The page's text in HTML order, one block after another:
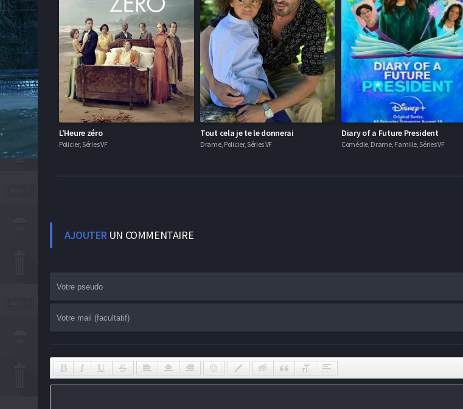
L'Heure zéro
Policier, Séries VF
Tout cela je te le donnerai
Drame, Policier, Séries VF
Diary of a Future President
Comédie, Drame, Famille, Séries VF
AJOUTERUN COMMENTAIRE